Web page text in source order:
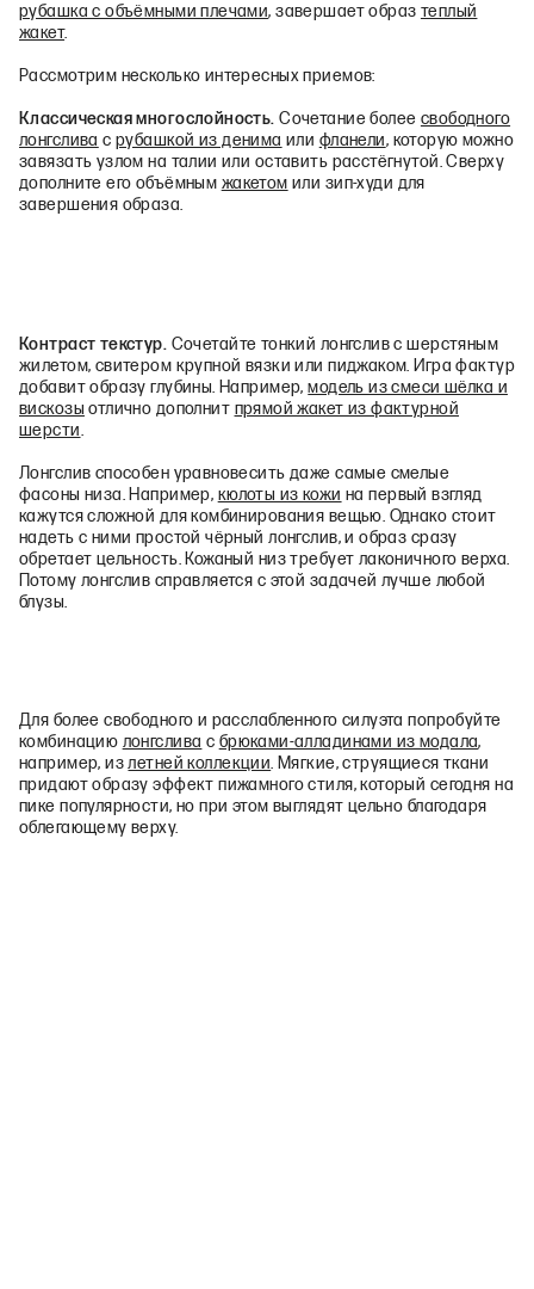
рубашка с объёмными плечами, завершает образ теплый
жакет.
Рассмотрим несколько интересных приемов:
Классическая многослойность. Сочетание более свободного
лонгслива срубашкой из денима или фланели, которую можно
завязать узлом на талии или оставить расстёгнутой. Сверху
дополните его объёмным жакетом или зип‑худи для
завершения образа.
Контраст текстур. Сочетайте тонкий лонгслив с шерстяным
жилетом, свитером крупной вязки или пиджаком. Игра фактур
добавит образу глубины. Например,модель из смеси шёлка и
вискозы отлично дополнит прямой жакет из фактурной
шерсти.
Лонгслив способен уравновесить даже самые смелые
фасоны низа. Например, кюлоты из кожи на первый взгляд
кажутся сложной для комбинирования вещью. Однако стоит
надеть с ними простой чёрный лонгслив, и образ сразу
обретает цельность. Кожаный низ требует лаконичного верха.
Потому лонгслив справляется с этой задачей лучше любой
блузы.
Для более свободного и расслабленного силуэта попробуйте
комбинацию лонгслива с брюками‑алладинами из модала,
например, излетней коллекции. Мягкие, струящиеся ткани
придают образу эффект пижамного стиля, который сегодня на
пике популярности, но при этом выглядят цельно благодаря
облегающему верху.